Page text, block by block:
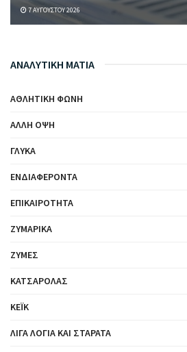
7 ΑΥΓΟΎΣΤΟΥ 2026
ΑΝΑΛΥΤΙΚΗ ΜΑΤΙΑ
ΑΘΛΗΤΙΚΉ ΦΩΝΉ
ΆΛΛΗ ΌΨΗ
ΓΛΥΚΆ
ΕΝΔΙΑΦΈΡΟΝΤΑ
ΕΠΙΚΑΙΡΌΤΗΤΑ
ΖΥΜΑΡΙΚΆ
ΖΎΜΕΣ
ΚΑΤΣΑΡΌΛΑΣ
ΚΈΙΚ
ΛΊΓΑ ΛΌΓΙΑ ΚΑΙ ΣΤΑΡΆΤΑ